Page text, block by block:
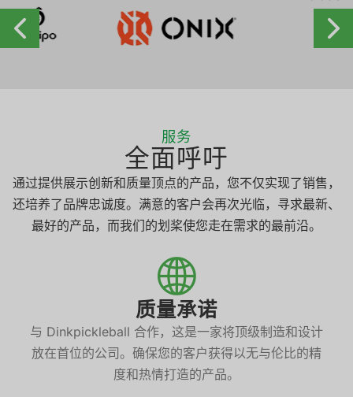
服务
全面呼吁
通过提供展示创新和质量顶点的产品，您不仅实现了销售，
还培养了品牌忠诚度。满意的客户会再次光临，寻求最新、
最好的产品，而我们的划桨使您走在需求的最前沿。
质量承诺
与 Dinkpickleball 合作，这是一家将顶级制造和设计
放在首位的公司。确保您的客户获得以无与伦比的精
度和热情打造的产品。